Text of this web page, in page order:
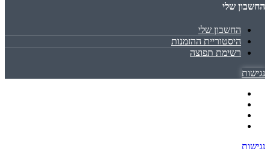
החשבון שלי
החשבון שלי
היסטוריית ההזמנות
רשימת תפוצה
נגישות
נגישות